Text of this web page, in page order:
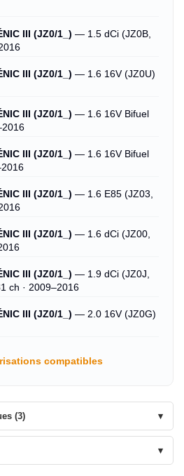
III (JZ0/1_) — 1.5 dCi (JZ0B,
III (JZ0/1_) — 1.6 16V (JZ0U)
III (JZ0/1_) — 1.6 16V Bifuel
III (JZ0/1_) — 1.6 16V Bifuel
III (JZ0/1_) — 1.6 E85 (JZ03,
III (JZ0/1_) — 1.6 dCi (JZ00,
III (JZ0/1_) — 1.9 dCi (JZ0J,
ch · 2009–2016
III (JZ0/1_) — 2.0 16V (JZ0G)
compatibles
(3)